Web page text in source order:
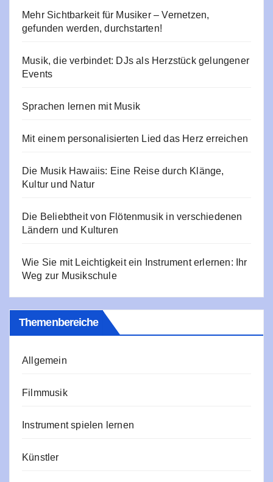
Mehr Sichtbarkeit für Musiker – Vernetzen,
gefunden werden, durchstarten!
Musik, die verbindet: DJs als Herzstück gelungener
Events
Sprachen lernen mit Musik
Mit einem personalisierten Lied das Herz erreichen
Die Musik Hawaiis: Eine Reise durch Klänge,
Kultur und Natur
Die Beliebtheit von Flötenmusik in verschiedenen
Ländern und Kulturen
Wie Sie mit Leichtigkeit ein Instrument erlernen: Ihr
Weg zur Musikschule
Themenbereiche
Allgemein
Filmmusik
Instrument spielen lernen
Künstler